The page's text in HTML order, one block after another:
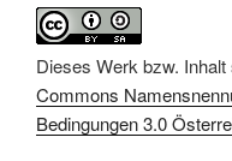
Dieses Werk bzw.
Commons
Bedingungen 3.0